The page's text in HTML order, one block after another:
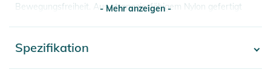
Bewegungsfreiheit. Aus strapazierfähigem Nylon gefertigt
Schutz vor Wind und Nässe. Ihr weiter, lässiger Schnitt sorgt
für ein bequemes Tragegefühl und einen modernen Look.
- Mehr anzeigen -
Spezifikation